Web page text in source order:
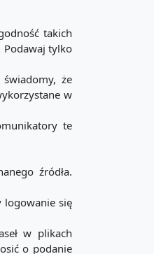
takich
Podawaj tylko
że
w
te
źródła.
logowanie się
w plikach
o podanie